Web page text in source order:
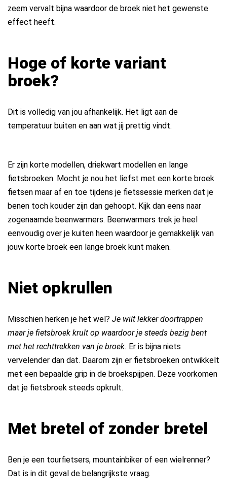
zeem vervalt bijna waardoor de broek niet het gewenste
effect heeft.
Hoge of korte variant
broek?
Dit is volledig van jou afhankelijk. Het ligt aan de
temperatuur buiten en aan wat jij prettig vindt.
Er zijn korte modellen, driekwart modellen en lange
fietsbroeken. Mocht je nou het liefst met een korte broek
fietsen maar af en toe tijdens je fietssessie merken dat je
benen toch kouder zijn dan gehoopt. Kijk dan eens naar
zogenaamde beenwarmers. Beenwarmers trek je heel
eenvoudig over je kuiten heen waardoor je gemakkelijk van
jouw korte broek een lange broek kunt maken.
Niet opkrullen
Misschien herken je het wel? Je wilt lekker doortrappen
maar je fietsbroek krult op waardoor je steeds bezig bent
met het rechttrekken van je broek. Er is bijna niets
vervelender dan dat. Daarom zijn er fietsbroeken ontwikkelt
met een bepaalde grip in de broekspijpen. Deze voorkomen
dat je fietsbroek steeds opkrult.
Met bretel of zonder bretel
Ben je een tourfietsers, mountainbiker of een wielrenner?
Dat is in dit geval de belangrijkste vraag.